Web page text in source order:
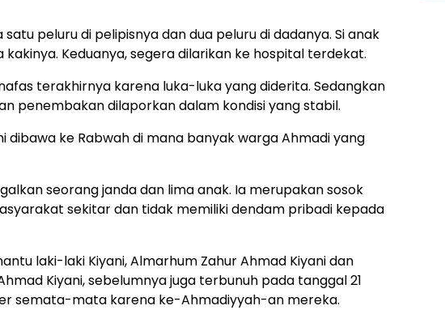
peluru di pelipisnya dan dua peluru di dadanya. Si anak
Keduanya, segera dilarikan ke hospital terdekat.
terakhirnya karena luka-luka yang diderita. Sedangkan
penembakan dilaporkan dalam kondisi yang stabil.
dibawa ke Rabwah di mana banyak warga Ahmadi yang
seorang janda dan lima anak. Ia merupakan sosok
sekitar dan tidak memiliki dendam pribadi kepada
laki-laki Kiyani, Almarhum Zahur Ahmad Kiyani dan
Kiyani, sebelumnya juga terbunuh pada tanggal 21
semata-mata karena ke-Ahmadiyyah-an mereka.